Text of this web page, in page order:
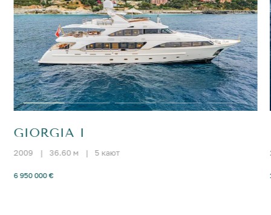
GIORGIA I
2009 | 36.60 м | 5 кают
6 950 000 €